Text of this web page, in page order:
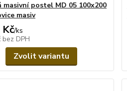
masivní postel MD 05 100x200
masiv
/ks
bez DPH
Zvolit variantu